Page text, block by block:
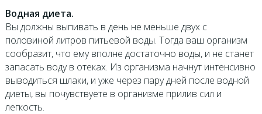
Водная диета.
Вы должны выпивать в день не меньше двух с
половиной литров питьевой воды. Тогда ваш организм
сообразит, что ему вполне достаточно воды, и не станет
запасать воду в отеках. Из организма начнут интенсивно
выводиться шлаки, и уже через пару дней после водной
диеты, вы почувствуете в организме прилив сил и
легкость.